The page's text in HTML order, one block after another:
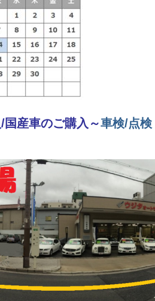
産車のご購入～車検/点